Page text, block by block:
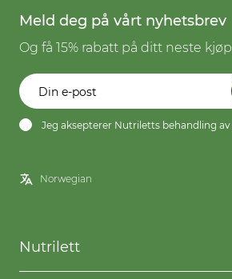
Meld deg på vårt nyhetsbrev
Og få 15% rabatt på ditt neste kjøp
Jeg aksepterer Nutriletts behandling av
Nutrilett
Kontakt oss